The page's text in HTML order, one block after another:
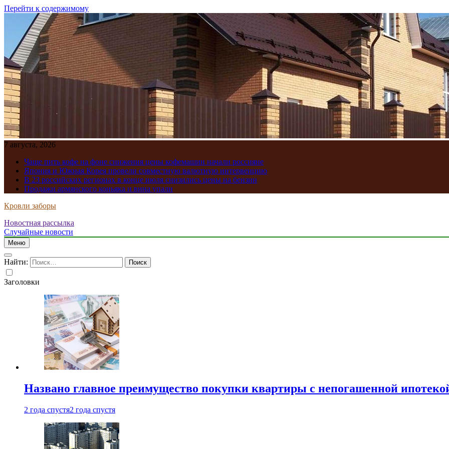
Перейти к содержимому
7 августа, 2026
Чаще пить кофе на фоне снижения цены кофемашин начали россияне
Япония и Южная Корея провели совместную валютную интервенцию
В 23 российских регионах в конце июля снизились цены на бензин
Продажи армянского коньяка и вина упали
Кровли заборы
Новостная рассылка
Случайные новости
Меню
Найти:
Заголовки
Названо главное преимущество покупки квартиры с непогашенной
2 года спустя2 года спустя